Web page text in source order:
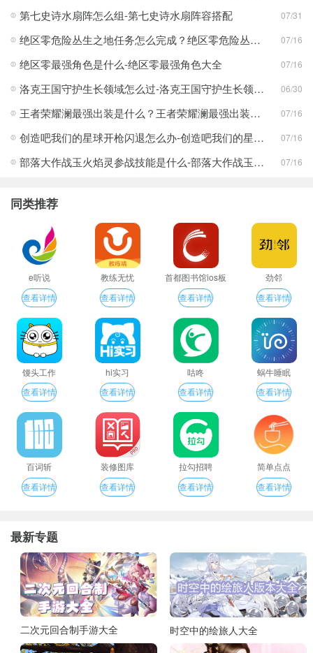
第七史诗水扇阵怎么组-第七史诗水扇阵容搭配 07/31
绝区零危险丛生之地任务怎么完成？绝区零危险丛生之地任务完成攻略 07/16
绝区零最强角色是什么-绝区零最强角色大全 07/16
洛克王国守护生长领域怎么过-洛克王国守护生长领域通关攻略 06/30
王者荣耀澜最强出装是什么？王者荣耀澜最强出装分享 07/16
创造吧我们的星球开枪闪退怎么办-创造吧我们的星球开枪闪退合集 07/16
部落大作战玉火焰灵参战技能是什么-部落大作战玉火焰灵参战技能合集 07/16
同类推荐
e听说
查看详情
教练无忧
查看详情
首都图书馆ios板
查看详情
劲邻
查看详情
馒头工作
查看详情
hi实习
查看详情
咕咚
查看详情
蜗牛睡眠
查看详情
百词斩
查看详情
装修图库
查看详情
拉勾招聘
查看详情
简单点点
查看详情
最新专题
二次元回合制手游大全 时空中的绘旅人大全